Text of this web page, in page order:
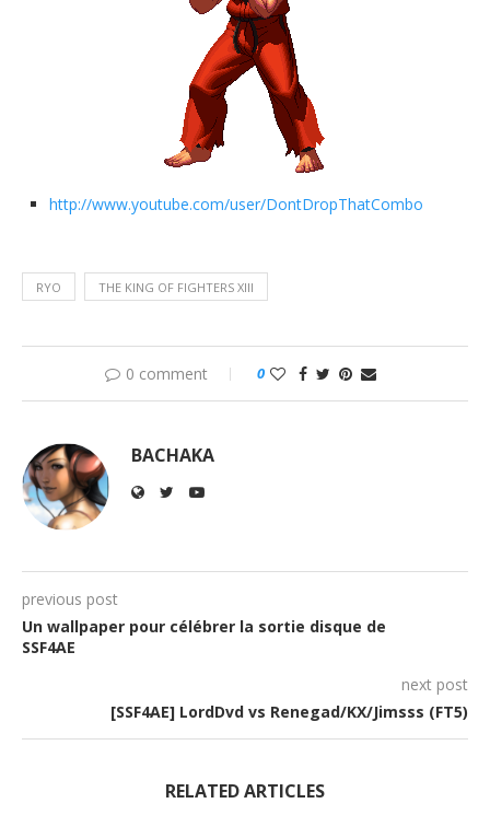
http://www.youtube.com/user/DontDropThatCombo
RYO THE KING OF FIGHTERS XIII
0 comment 0
BACHAKA
previous post
Un wallpaper pour célébrer la sortie disque de
SSF4AE
next post
[SSF4AE] LordDvd vs Renegad/KX/Jimsss (FT5)
RELATED ARTICLES